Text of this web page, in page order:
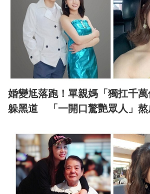
婚變尪落跑！單親媽「獨扛千
躲黑道 「一開口驚艷眾人」熬